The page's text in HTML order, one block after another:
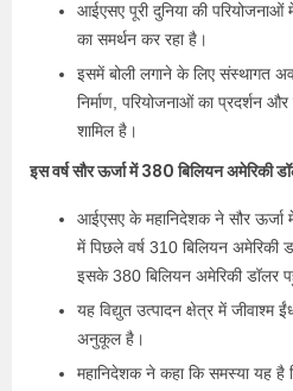
आईएसए पूरी दुनिया की परियोजनाओं
का समर्थन कर रहा है।
इसमें बोली लगाने के लिए संस्थागत
निर्माण, परियोजनाओं का प्रदर्शन
शामिल है।
इस वर्ष सौर ऊर्जा में 380 बिलियन अमेरिकी
आईएसए के महानिदेशक ने सौर ऊर्जा
में पिछले वर्ष 310 बिलियन
इसके 380 बिलियन अमेरिकी डॉलर
यह विद्युत उत्पादन क्षेत्र में
अनुकूल है।
महानिदेशक ने कहा कि समस्या यह है